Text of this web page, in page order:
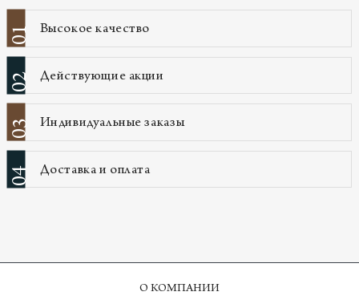
01 Высокое качество
02 Действующие акции
03 Индивидуальные заказы
04 Доставка и оплата
О КОМПАНИИ